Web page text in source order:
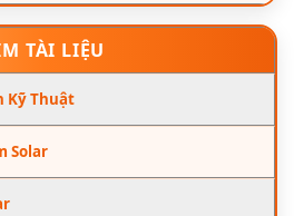
TÀI LIỆU
Kỹ Thuật
Solar